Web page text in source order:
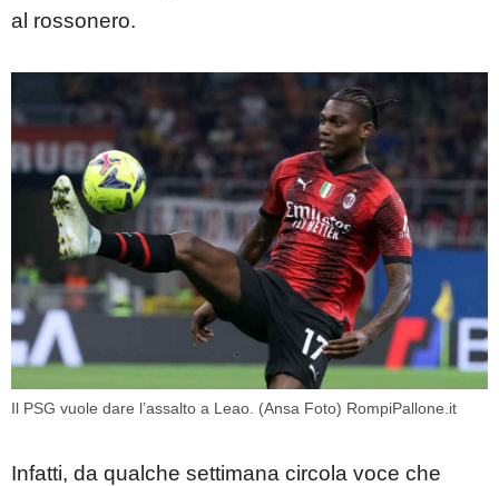
al rossonero.
Il PSG vuole dare l’assalto a Leao. (Ansa Foto) RompiPallone.it
Infatti, da qualche settimana circola voce che